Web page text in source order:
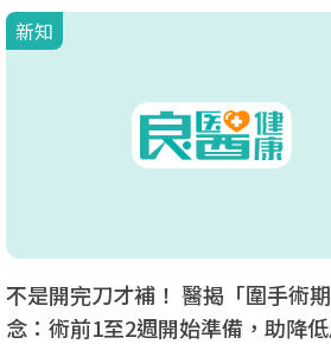
新知
不是開完刀才補！ 醫揭「圍手術
念：術前1至2週開始準備，助降